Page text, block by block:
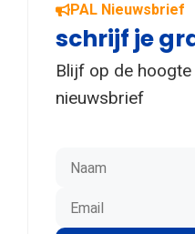
PAL Nieuwsbrief
schrijf je
Blijf op de
nieuwsbrief